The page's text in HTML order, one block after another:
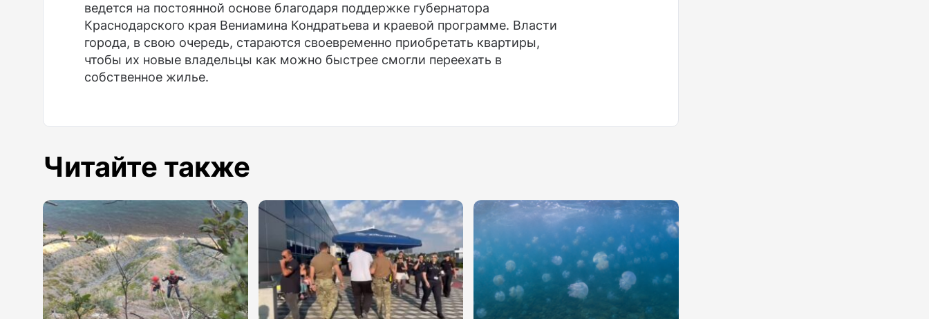
ведется на постоянной основе благодаря поддержке губернатора
Краснодарского края Вениамина Кондратьева и краевой программе. Власти
города, в свою очередь, стараются своевременно приобретать квартиры,
чтобы их новые владельцы как можно быстрее смогли переехать в
собственное жилье.
Читайте также